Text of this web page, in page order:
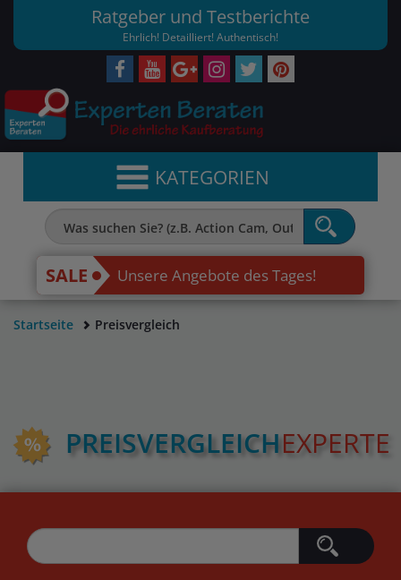
Ratgeber und Testberichte
Ehrlich! Detailliert! Authentisch!
KATEGORIEN
SALE Unsere Angebote des Tages!
Startseite Preisvergleich
PREIS­VERGLEICHEXPERTE